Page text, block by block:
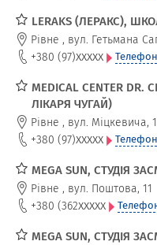
LERAKS (ЛЕРАКС),
Рівне , вул. Гетьмана
+380 (97)xxxxx
MEDICAL CENTER
ЛІКАРЯ ЧУГАЙ)
Рівне , вул. Міцкевича,
+380 (97)xxxxx
MEGA SUN, СТУДІЯ
Рівне , вул. Поштова, 11
+380 (362xxxxx
MEGA SUN, СТУДІЯ